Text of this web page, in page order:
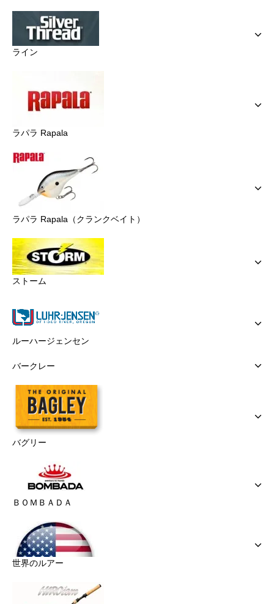
ライン
ラパラ Rapala
ラパラ Rapala（クランクベイト）
ストーム
ルーハージェンセン
バークレー
バグリー
ＢＯＭＢＡＤＡ
世界のルアー